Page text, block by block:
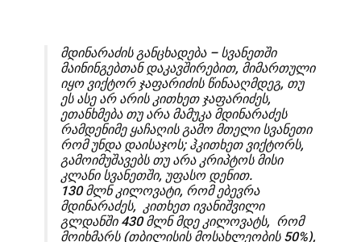
მდინარაძის განცხადება – სვანეთში
მაინინგებთან დაკავშირებით, მიმართული
იყო ვიქტორ ჯაფარიძის წინააღმდეგ, თუ
ეს ასე არ არის კითხეთ ჯაფარიძეს,
ეთანხმება თუ არა მამუკა მდინარაძეს
რამდენიმე ყაჩაღის გამო მთელი სვანეთი
რომ უნდა დაისაჯოს; ჰკითხეთ ვიქტორს,
გამოიმუშავებს თუ არა კრიპტოს მისი
კლანი სვანეთში, უფასო დენით.
130 მლნ კილოვატი, რომ ებევრა
მდინარაძეს, კითხეთ ივანიშვილი
გლდანში 430 მლნ მდე კილოვატს, რომ
მოიხმარს (თბილისის მოსახლეობის 50%),